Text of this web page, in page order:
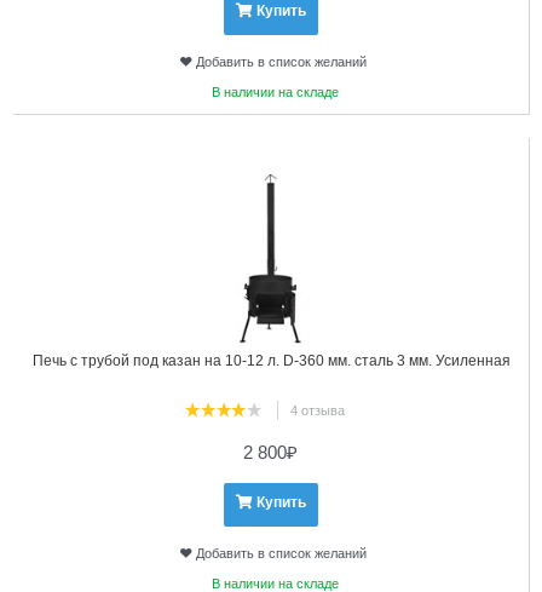
Купить
Добавить в список желаний
В наличии на складе
Печь с трубой под казан на 10-12 л. D-360 мм. сталь 3 мм. Усиленная
4 отзыва
2 800₽
Купить
Добавить в список желаний
В наличии на складе